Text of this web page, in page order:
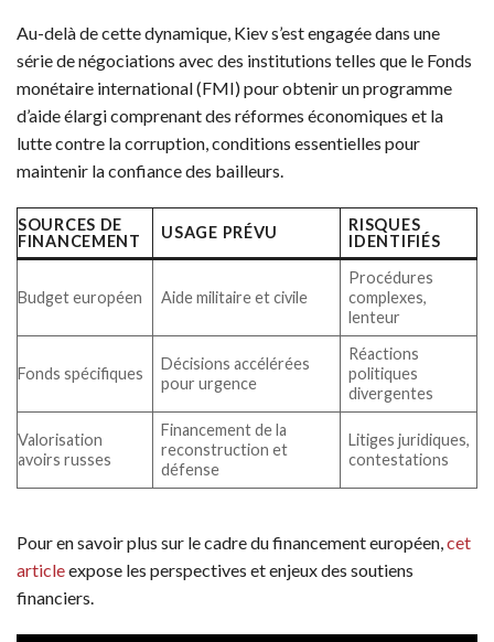
Au-delà de cette dynamique, Kiev s’est engagée dans une
série de négociations avec des institutions telles que le Fonds
monétaire international (FMI) pour obtenir un programme
d’aide élargi comprenant des réformes économiques et la
lutte contre la corruption, conditions essentielles pour
maintenir la confiance des bailleurs.
SOURCES DE
FINANCEMENT
USAGE PRÉVU
RISQUES
IDENTIFIÉS
Budget européen Aide militaire et civile
Procédures
complexes,
lenteur
Fonds spécifiques
Décisions accélérées
pour urgence
Réactions
politiques
divergentes
Valorisation
avoirs russes
Financement de la
reconstruction et
défense
Litiges juridiques,
contestations
Pour en savoir plus sur le cadre du financement européen,cet
articleexpose les perspectives et enjeux des soutiens
financiers.